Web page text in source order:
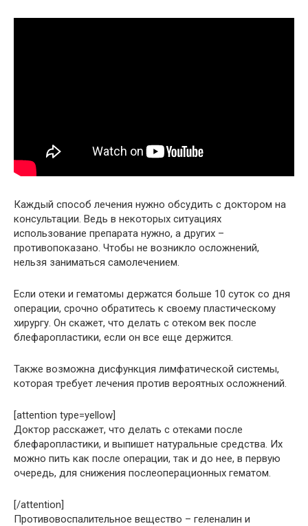
Каждый способ лечения нужно обсудить с доктором на
консультации. Ведь в некоторых ситуациях
использование препарата нужно, а других –
противопоказано. Чтобы не возникло осложнений,
нельзя заниматься самолечением.
Если отеки и гематомы держатся больше 10 суток со дня
операции, срочно обратитесь к своему пластическому
хирургу. Он скажет, что делать с отеком век после
блефаропластики, если он все еще держится.
Также возможна дисфункция лимфатической системы,
которая требует лечения против вероятных осложнений.
[attention type=yellow]
Доктор расскажет, что делать с отеками после
блефаропластики, и выпишет натуральные средства. Их
можно пить как после операции, так и до нее, в первую
очередь, для снижения послеоперационных гематом.
[/attention]
Противовоспалительное вещество – геленалин и